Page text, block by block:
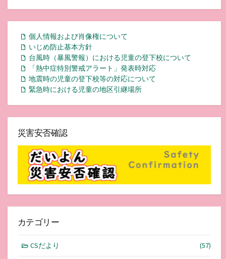
個人情報および肖像権について
いじめ防止基本方針
台風時（暴風警報）における児童の登下校について
「熱中症特別警戒アラート」発表時対応
地震時の児童の登下校等の対応について
緊急時における児童の地区引継場所
災害安否確認
カテゴリー
CSだより (57)